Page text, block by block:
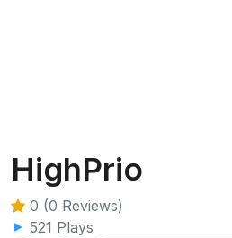
HighPrio
0 (0 Reviews)
521 Plays